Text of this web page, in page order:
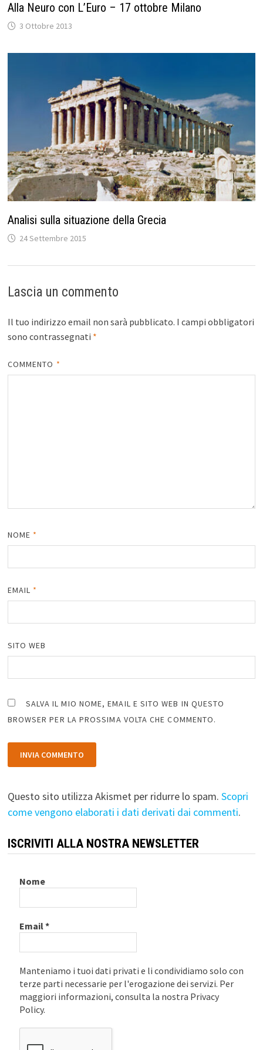
Alla Neuro con L’Euro – 17 ottobre Milano
3 Ottobre 2013
Analisi sulla situazione della Grecia
24 Settembre 2015
Lascia un commento
Il tuo indirizzo email non sarà pubblicato. I campi obbligatori
sono contrassegnati *
COMMENTO *
NOME *
EMAIL *
SITO WEB
SALVA IL MIO NOME, EMAIL E SITO WEB IN QUESTO
BROWSER PER LA PROSSIMA VOLTA CHE COMMENTO.
Questo sito utilizza Akismet per ridurre lo spam. Scopri
come vengono elaborati i dati derivati dai commenti.
ISCRIVITI ALLA NOSTRA NEWSLETTER
Nome
Email*
Manteniamo i tuoi dati privati e li condividiamo solo con
terze parti necessarie per l'erogazione dei servizi. Per
maggiori informazioni, consulta la nostra Privacy
Policy.